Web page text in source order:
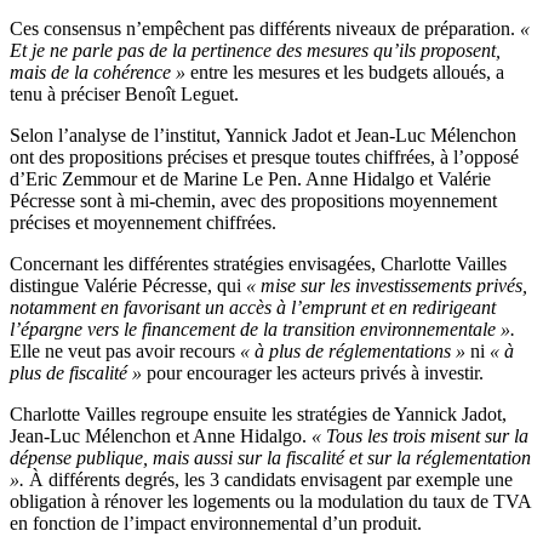
Ces consensus n’empêchent pas différents niveaux de préparation. «
Etje ne parle pas de la pertinence des mesures qu’ils proposent,
mais de la cohérence » entre les mesures et les budgets alloués, a
tenu à préciser Benoît Leguet.
Selon l’analyse de l’institut, Yannick Jadot et Jean-Luc Mélenchon
ont des propositions précises et presque toutes chiffrées, à l’opposé
d’Eric Zemmour et de Marine Le Pen. Anne Hidalgo et Valérie
Pécresse sont à mi-chemin, avec des propositions moyennement
précises et moyennement chiffrées.
Concernant les différentes stratégies envisagées, Charlotte Vailles
distingue Valérie Pécresse, qui « mise sur les investissements privés,
notamment en favorisant un accès à l’emprunt et en redirigeant
l’épargne vers le financement de la transition environnementale ».
Elle ne veut pas avoir recours « à plus de réglementations » ni « à
plus de fiscalité » pour encourager les acteurs privés à investir.
Charlotte Vailles regroupe ensuite les stratégies de Yannick Jadot,
Jean-Luc Mélenchon et Anne Hidalgo. « Tous les trois misent sur la
dépense publique, mais aussi sur la fiscalité et sur la réglementation
». À différents degrés, les 3 candidats envisagent par exemple une
obligation à rénover les logements ou la modulation du taux de TVA
en fonction de l’impact environnemental d’un produit.